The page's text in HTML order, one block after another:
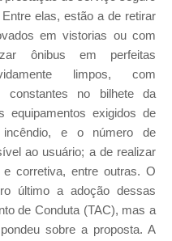
elas, estão a de retirar
em vistorias ou com
ônibus em perfeitas
limpos, com
constantes no bilhete da
equipamentos exigidos de
e o número de
ao usuário; a de realizar
e corretiva, entre outras. O
último a adoção dessas
de Conduta (TAC), mas a
sobre a proposta. A